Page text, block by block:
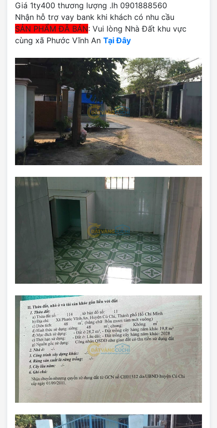
Giá 1ty400 thương lượng .lh 0901888560
Nhận hỗ trợ vay bank khi khách có nhu cầu
SẢN PHẨM ĐÃ BÁN: Vui lòng Nhà Đất khu vực
cùng xã Phước Vĩnh An Tại Đây